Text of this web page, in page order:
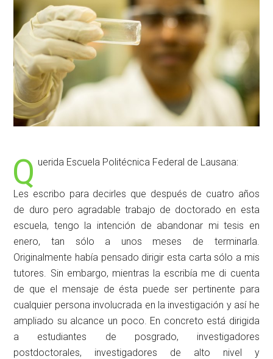
Q uerida Escuela Politécnica Federal de Lausana:
Les escribo para decirles que después de cuatro años
de duro pero agradable trabajo de doctorado en esta
escuela, tengo la intención de abandonar mi tesis en
enero, tan sólo a unos meses de terminarla.
Originalmente había pensado dirigir esta carta sólo a mis
tutores. Sin embargo, mientras la escribía me di cuenta
de que el mensaje de ésta puede ser pertinente para
cualquier persona involucrada en la investigación y así he
ampliado su alcance un poco. En concreto está dirigida
a estudiantes de posgrado, investigadores
postdoctorales, investigadores de alto nivel y